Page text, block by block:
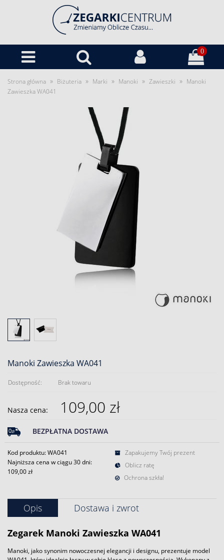
0
Strona główna » Biżuteria » Marki » Manoki » Zawieszki » Manoki
Zawieszka WA041
Manoki Zawieszka WA041
Dostępność: Brak towaru
Nasza cena: 109,00 zł
BEZPŁATNA DOSTAWA
Kod produktu: WA041
Najniższa cena w ciągu 30 dni:
109,00 zł
Zapakujemy Twój prezent
Oblicz ratę
Ochrona szkła!
Opis Dostawa i zwrot
Zegarek Manoki Zawieszka WA041
Manoki, jako synonim nowoczesnej elegancji i designu, prezentuje model